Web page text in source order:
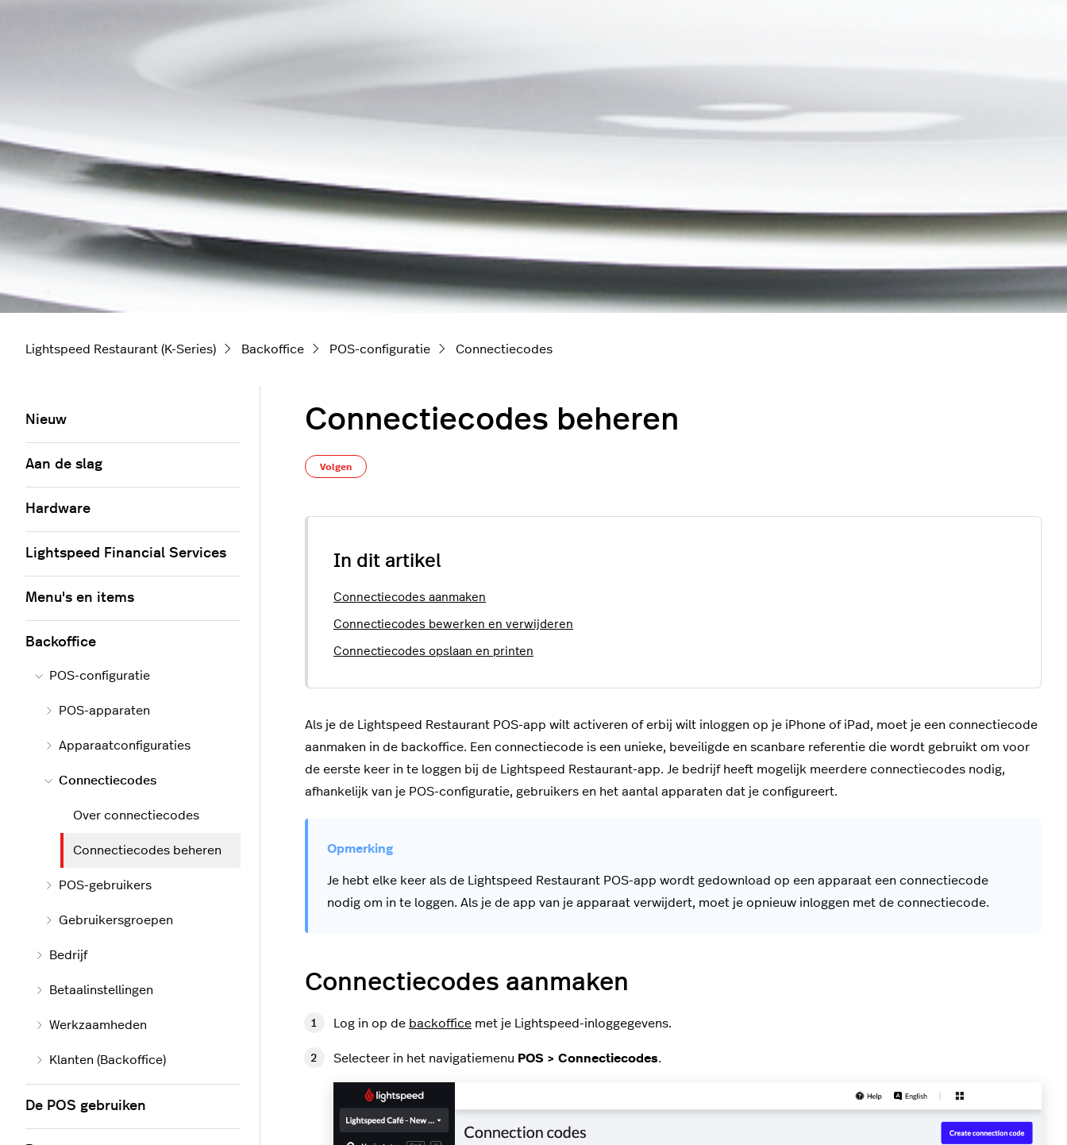
Lightspeed Restaurant (K-Series) Backoffice POS-configuratie Connectiecodes
Connectiecodes beheren
Volgen
In dit artikel
Connectiecodes aanmaken
Connectiecodes bewerken en verwijderen
Connectiecodes opslaan en printen
Als je de Lightspeed Restaurant POS-app wilt activeren of erbij wilt inloggen op je iPhone of iPad, moet je een connectiecode
aanmaken in de backoffice. Een connectiecode is een unieke, beveiligde en scanbare referentie die wordt gebruikt om voor
de eerste keer in te loggen bij de Lightspeed Restaurant-app. Je bedrijf heeft mogelijk meerdere connectiecodes nodig,
afhankelijk van je POS-configuratie, gebruikers en het aantal apparaten dat je configureert.
Je hebt elke keer als de Lightspeed Restaurant POS-app wordt gedownload op een apparaat een connectiecode
nodig om in te loggen. Als je de app van je apparaat verwijdert, moet je opnieuw inloggen met de connectiecode.
Connectiecodes aanmaken
Log in op de backoffice met je Lightspeed-inloggegevens.
Selecteer in het navigatiemenu POS > Connectiecodes.
Nieuw
Aan de slag
Hardware
Lightspeed Financial Services
Menu's en items
Backoffice
POS-configuratie
POS-apparaten
Apparaatconfiguraties
Connectiecodes
Over connectiecodes
Connectiecodes beheren
POS-gebruikers
Gebruikersgroepen
Bedrijf
Betaalinstellingen
Werkzaamheden
Klanten (Backoffice)
De POS gebruiken